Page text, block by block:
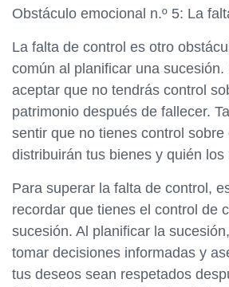
Obstáculo emocional n.º 5: La
La falta de control es otro
común al planificar una sucesión.
aceptar que no tendrás control
patrimonio después de fallecer.
sentir que no tienes control sobre
distribuirán tus bienes y quién los
Para superar la falta de control,
recordar que tienes el control de
sucesión. Al planificar la
tomar decisiones informadas y
tus deseos sean respetados